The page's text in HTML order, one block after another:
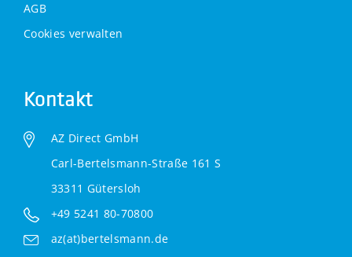
AGB
Cookies verwalten
Kontakt
AZ Direct GmbH
Carl-Bertelsmann-Straße 161 S
33311 Gütersloh
+49 5241 80-70800
az(at)bertelsmann.de